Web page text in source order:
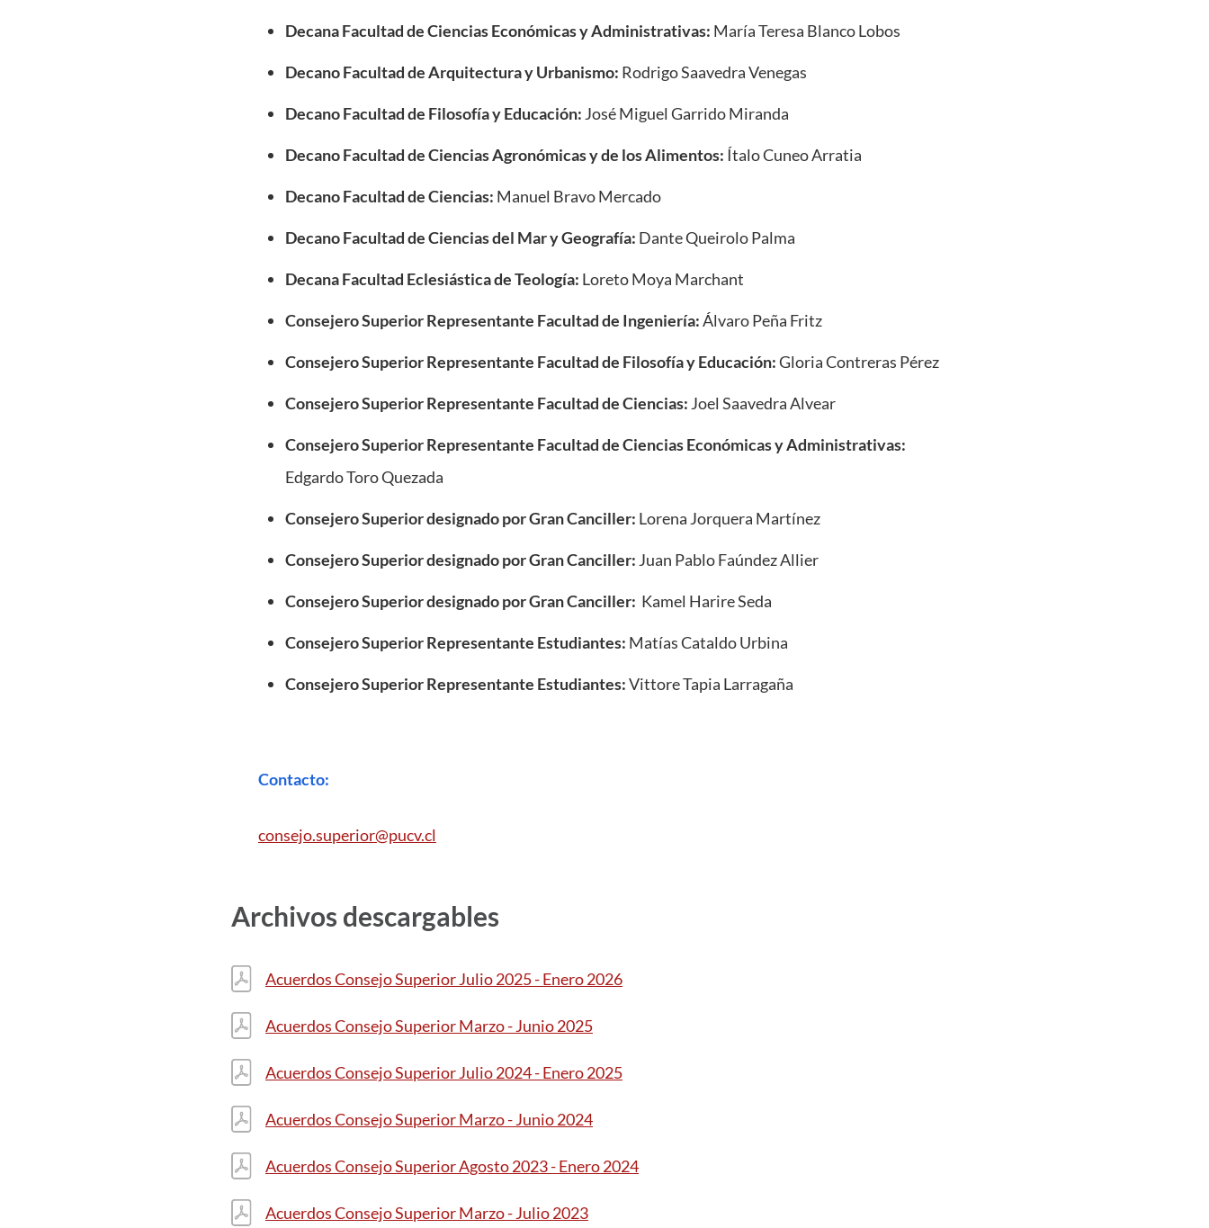
Decana Facultad de Ciencias Económicas y Administrativas: María Teresa Blanco Lobos
Decano Facultad de Arquitectura y Urbanismo: Rodrigo Saavedra Venegas
Decano Facultad de Filosofía y Educación: José Miguel Garrido Miranda
Decano Facultad de Ciencias Agronómicas y de los Alimentos: Ítalo Cuneo Arratia
Decano Facultad de Ciencias: Manuel Bravo Mercado
Decano Facultad de Ciencias del Mar y Geografía: Dante Queirolo Palma
Decana Facultad Eclesiástica de Teología: Loreto Moya Marchant
Consejero Superior Representante Facultad de Ingeniería:Álvaro Peña Fritz
Consejero Superior Representante Facultad de Filosofía y Educación:Gloria Contreras Pérez
Consejero Superior Representante Facultad de Ciencias: Joel Saavedra Alvear
Consejero Superior Representante Facultad de Ciencias Económicas y Administrativas:
Edgardo Toro Quezada
Consejero Superior designado por Gran Canciller: Lorena Jorquera Martínez
Consejero Superior designado por Gran Canciller: Juan Pablo Faúndez Allier
Consejero Superior designado por Gran Canciller: Kamel Harire Seda
Consejero Superior Representante Estudiantes: Matías Cataldo Urbina
Consejero Superior Representante Estudiantes:Vittore Tapia Larragaña
Contacto:
consejo.superior@pucv.cl
Archivos descargables
Acuerdos Consejo Superior Julio 2025 - Enero 2026
Acuerdos Consejo Superior Marzo - Junio 2025
Acuerdos Consejo Superior Julio 2024 - Enero 2025
Acuerdos Consejo Superior Marzo - Junio 2024
Acuerdos Consejo Superior Agosto 2023 - Enero 2024
Acuerdos Consejo Superior Marzo - Julio 2023